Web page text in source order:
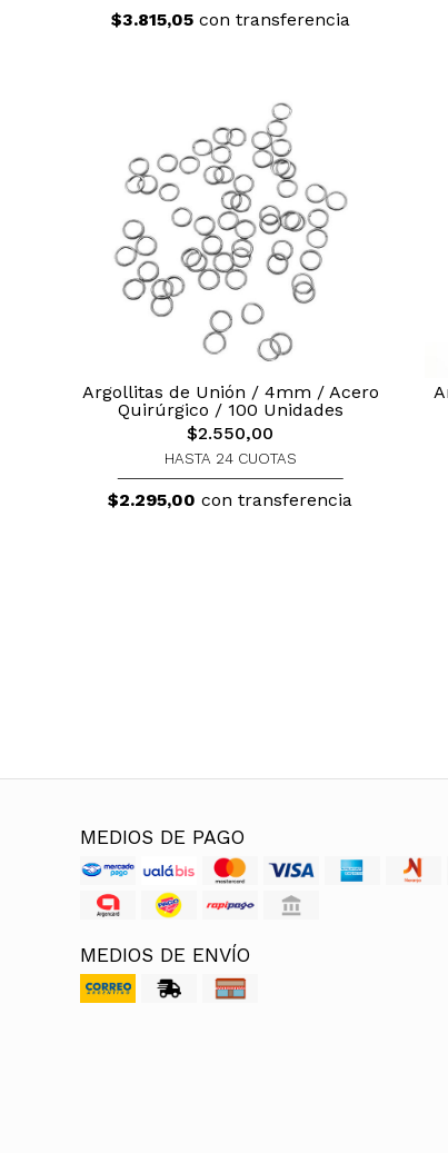
$3.815,05con transferencia
Argollitas de Unión / 4mm / Acero
Quirúrgico / 100 Unidades
$2.550,00
HASTA 24 CUOTAS
$2.295,00 con transferencia
MEDIOS DE PAGO
MEDIOS DE ENVÍO